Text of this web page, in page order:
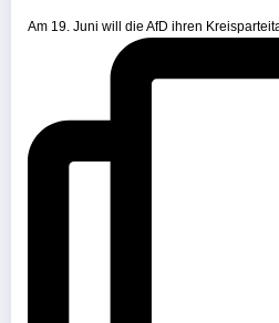
Am 19. Juni will die AfD ihren